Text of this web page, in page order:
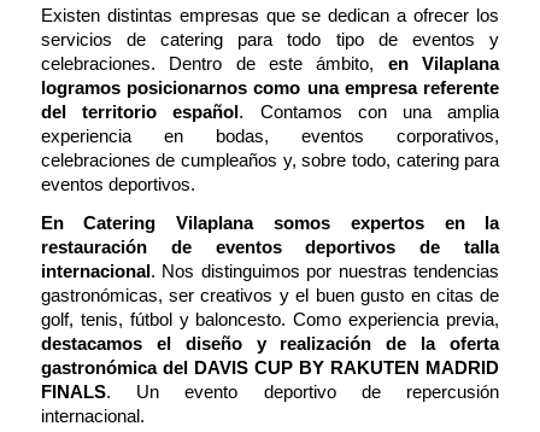
Existen distintas empresas que se dedican a ofrecer los
servicios de catering para todo tipo de eventos y
celebraciones. Dentro de este ámbito, en Vilaplana
logramos posicionarnos como una empresa referente
del territorio español. Contamos con una amplia
experiencia en bodas, eventos corporativos,
celebraciones de cumpleaños y, sobre todo, catering para
eventos deportivos.
En Catering Vilaplana
somos expertos en la
restauración de eventos deportivos de talla
internacional. Nos distinguimos por nuestras tendencias
gastronómicas, ser creativos y el buen gusto en citas de
golf, tenis, fútbol y baloncesto. Como experiencia previa,
destacamos el diseño y realización de la oferta
gastronómica del DAVIS CUP BY RAKUTEN MADRID
FINALS. Un
evento deportivo de repercusión
internacional.